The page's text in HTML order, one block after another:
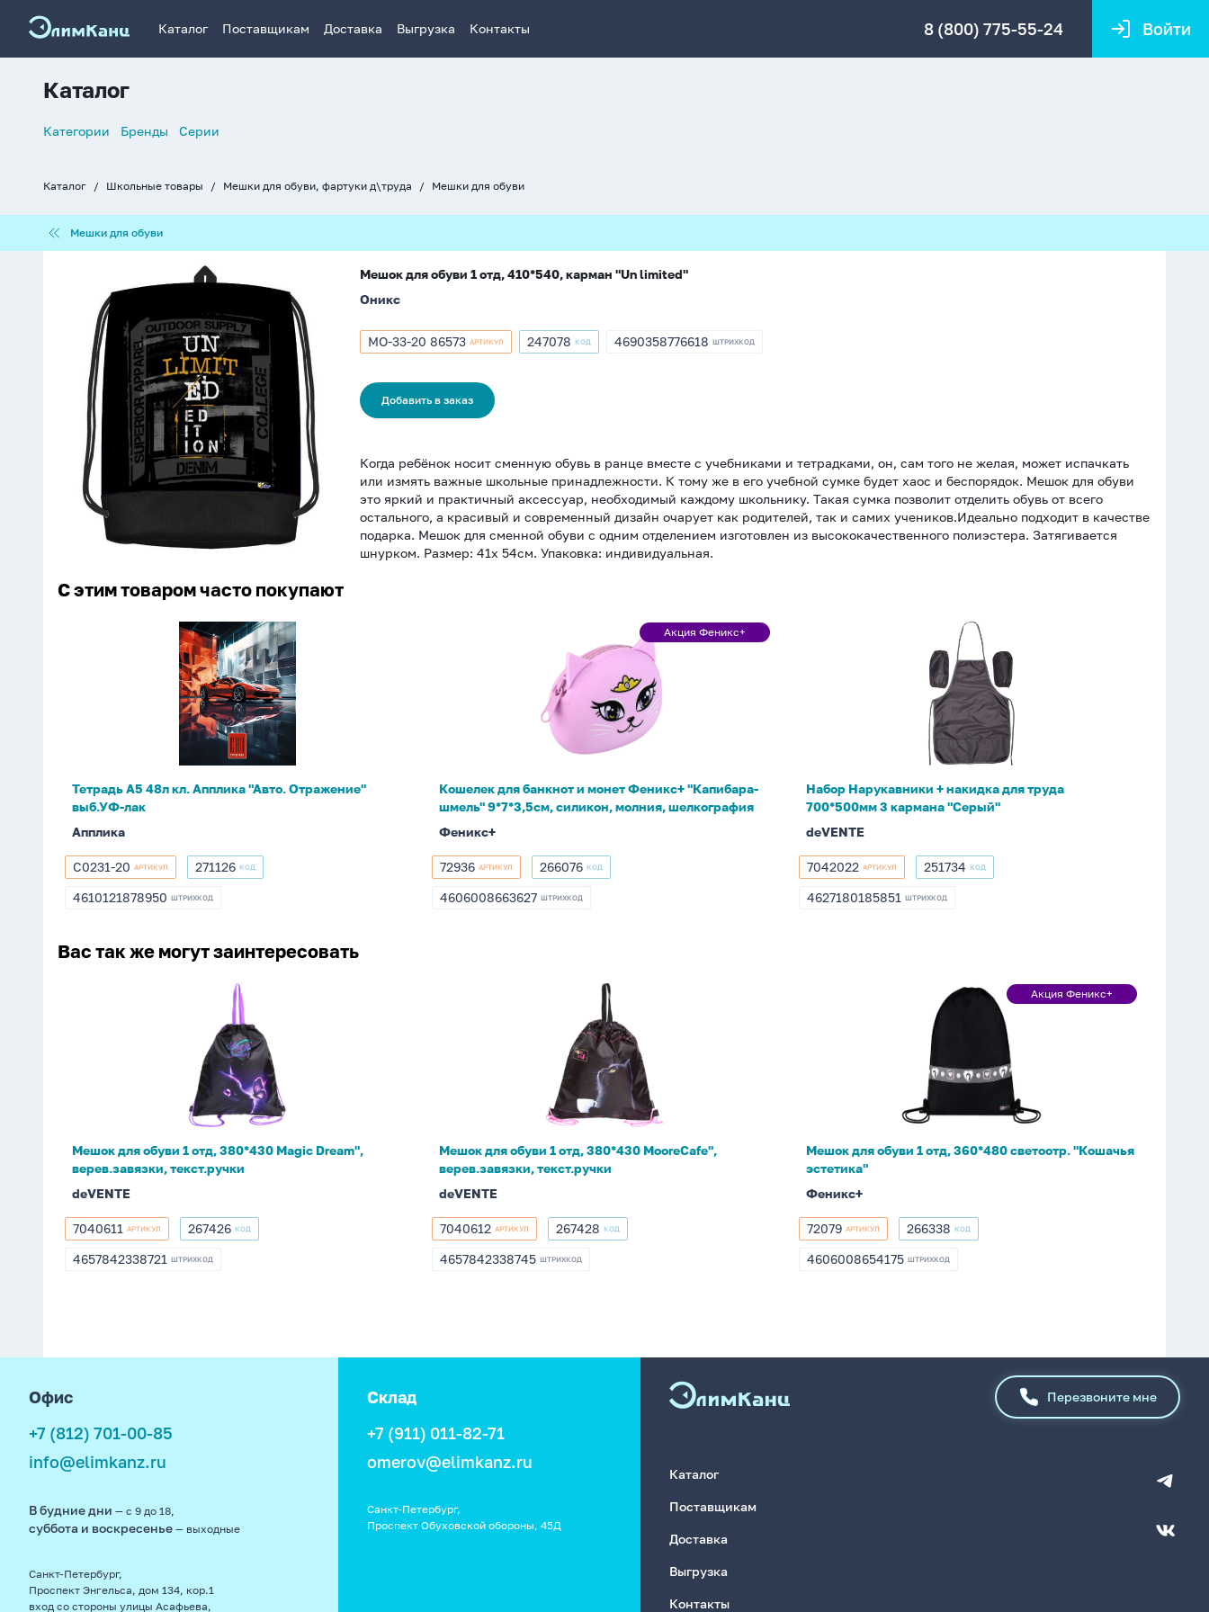
Каталог Поставщикам Доставка Выгрузка Контакты 8 (800) 775-55-24 Войти
Каталог
Список
Категории Бренды Серии
крошки
Каталог Школьные товары Мешки для обуви, фартуки д\труда Мешки для обуви
для
обуви
Мешки для обуви
410*540,
карман
limited"
Мешок для обуви 1 отд, 410*540, карман "Un limited"
Оникс
Артикул
20
86573
МО-33-20 86573 АРТИКУЛ
Артикул
247078 КОД
ШТРИХКОД
4690358776618 ШТРИХКОД
Добавить в заказ
Когда ребёнок носит сменную обувь в ранце вместе с учебниками и тетрадками, он, сам того не желая, может испачкать
или измять важные школьные принадлежности. К тому же в его учебной сумке будет хаос и беспорядок. Мешок для обуви
это яркий и практичный аксессуар, необходимый каждому школьнику. Такая сумка позволит отделить обувь от всего
остального, а красивый и современный дизайн очарует как родителей, так и самих учеников.Идеально подходит в качестве
подарка. Мешок для сменной обуви с одним отделением изготовлен из высококачественного полиэстера. Затягивается
шнурком. Размер: 41х 54см. Упаковка: индивидуальная.
С этим товаром часто покупают
лак
Тетрадь А5 48л кл. Апплика "Авто. Отражение"
выб.УФ-лак
Апплика
С0231-
20
С0231-20 АРТИКУЛ 271126
271126 КОД
4610121878950
4610121878950 ШТРИХКОД
9*7*3,5см,
силикон,
молния,
шелкография
Акция
Акция Феникс+
Кошелек для банкнот и монет Феникс+ "Капибара-
шмель" 9*7*3,5см, силикон, молния, шелкография
Феникс+
72936
72936 АРТИКУЛ 266076
266076 КОД
4606008663627
4606008663627 ШТРИХКОД
кармана
"Серый"
Набор Нарукавники + накидка для труда
700*500мм 3 кармана "Серый"
deVENTE
7042022
7042022 АРТИКУЛ 251734
251734 КОД
4627180185851
4627180185851 ШТРИХКОД
Вас так же могут заинтересовать
верев.завязки,
текст.ручки
Мешок для обуви 1 отд, 380*430 Magic Dream",
верев.завязки, текст.ручки
deVENTE
7040611
7040611 АРТИКУЛ 267426
267426 КОД
4657842338721
4657842338721 ШТРИХКОД
текст.ручки
Мешок для обуви 1 отд, 380*430 MooreCafe",
верев.завязки, текст.ручки
deVENTE
7040612
7040612 АРТИКУЛ 267428
267428 КОД
4657842338745
4657842338745 ШТРИХКОД
эстетика"
Акция
Акция Феникс+
Мешок для обуви 1 отд, 360*480 светоотр. "Кошачья
эстетика"
Феникс+
72079
72079 АРТИКУЛ 266338
266338 КОД
4606008654175
4606008654175 ШТРИХКОД
Офис
+7 (812) 701-00-85
info@elimkanz.ru
В будние дни — с 9 до 18,
суббота и воскресенье — выходные
Санкт-Петербург,
Проспект Энгельса, дом 134, кор.1
вход со стороны улицы Асафьева,
Склад
+7 (911) 011-82-71
omerov@elimkanz.ru
Санкт-Петербург,
Проспект Обуховской обороны, 45Д
Перезвоните мне
Каталог
Поставщикам
Доставка
Выгрузка
Контакты